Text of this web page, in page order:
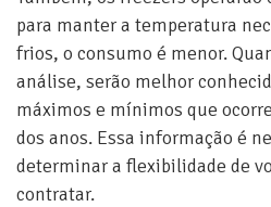
para manter a temperatura
frios, o consumo é menor.
análise, serão melhor
máximos e mínimos que
dos anos. Essa informação é
determinar a flexibilidade de
contratar.